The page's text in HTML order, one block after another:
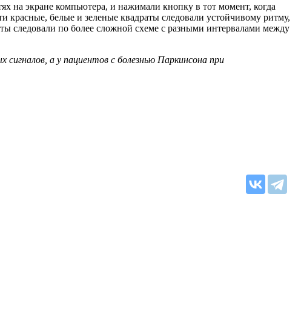
на экране компьютера, и нажимали кнопку в тот момент, когда
красные, белые и зеленые квадраты следовали устойчивому ритму,
следовали по более сложной схеме с разными интервалами между
а у пациентов с болезнью Паркинсона при